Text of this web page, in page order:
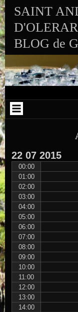
SAINT
BLOG de
22 07 2015
00:00
01:00
02:00
03:00
04:00
05:00
06:00
07:00
08:00
09:00
10:00
11:00
12:00
13:00
14:00